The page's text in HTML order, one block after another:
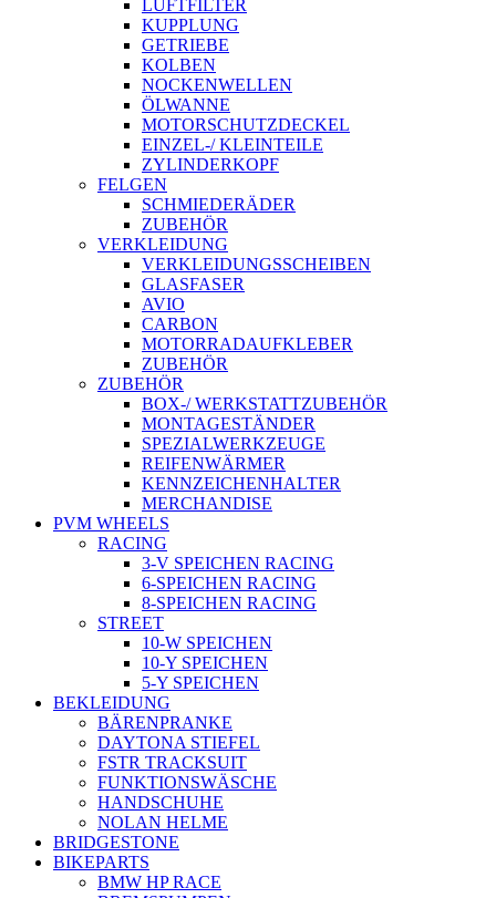
LUFTFILTER
KUPPLUNG
GETRIEBE
KOLBEN
NOCKENWELLEN
ÖLWANNE
MOTORSCHUTZDECKEL
EINZEL-/ KLEINTEILE
ZYLINDERKOPF
FELGEN
SCHMIEDERÄDER
ZUBEHÖR
VERKLEIDUNG
VERKLEIDUNGSSCHEIBEN
GLASFASER
AVIO
CARBON
MOTORRADAUFKLEBER
ZUBEHÖR
ZUBEHÖR
BOX-/ WERKSTATTZUBEHÖR
MONTAGESTÄNDER
SPEZIALWERKZEUGE
REIFENWÄRMER
KENNZEICHENHALTER
MERCHANDISE
PVM WHEELS
RACING
3-V SPEICHEN RACING
6-SPEICHEN RACING
8-SPEICHEN RACING
STREET
10-W SPEICHEN
10-Y SPEICHEN
5-Y SPEICHEN
BEKLEIDUNG
BÄRENPRANKE
DAYTONA STIEFEL
FSTR TRACKSUIT
FUNKTIONSWÄSCHE
HANDSCHUHE
NOLAN HELME
BRIDGESTONE
BIKEPARTS
BMW HP RACE